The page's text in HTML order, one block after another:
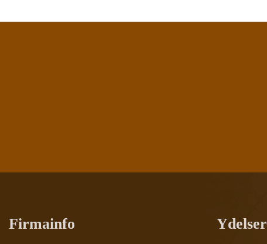
Firmainfo Ydelser